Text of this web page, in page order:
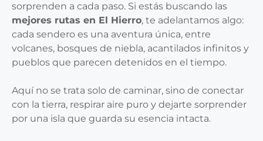
sorprenden a cada paso. Si estás buscando las
mejores rutas en El Hierro, te adelantamos algo:
cada sendero es una aventura única, entre
volcanes, bosques de niebla, acantilados infinitos y
pueblos que parecen detenidos en el tiempo.
Aquí no se trata solo de caminar, sino de conectar
con la tierra, respirar aire puro y dejarte sorprender
por una isla que guarda su esencia intacta.